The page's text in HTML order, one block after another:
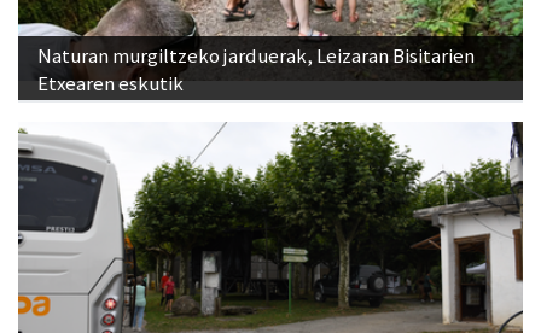
Naturan murgiltzeko jarduerak, Leizaran Bisitarien
Etxearen eskutik